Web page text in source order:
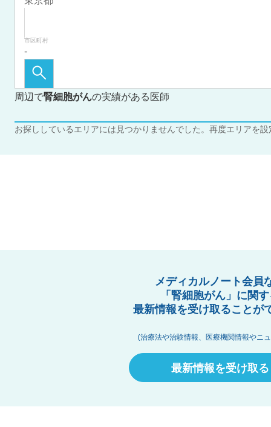
市区町村
周辺で腎細胞がんの実績がある医師
お探ししているエリアには見つかりませんでした。再度エリアを
メディカルノート会員
「腎細胞がん」に関
最新情報を受け取ることが
(治療法や治験情報、医療機関情報やニ
最新情報を受け取る